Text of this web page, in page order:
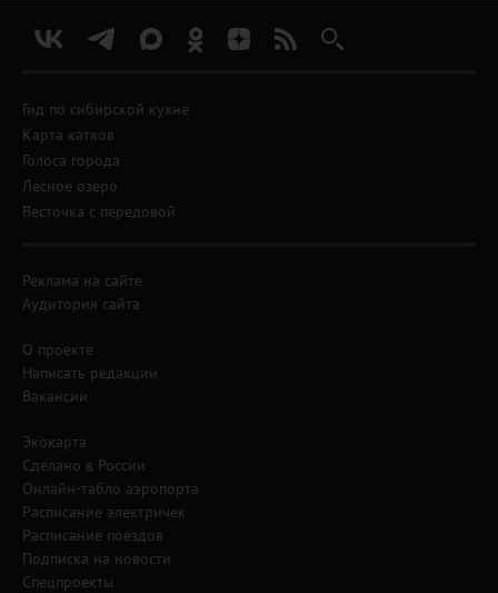
Гид по сибирской кухне
Карта катков
Голоса города
Лесное озеро
Весточка с передовой
Реклама на сайте
Аудитория сайта
О проекте
Написать редакции
Вакансии
Экокарта
Сделано в России
Онлайн-табло аэропорта
Расписание электричек
Расписание поездов
Подписка на новости
Спецпроекты